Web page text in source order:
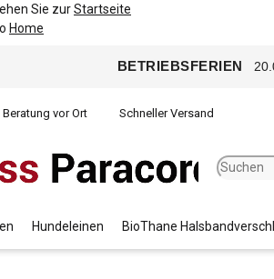
Sie zurStartseite
Home
BETRIEBSFERIEN
Beratung vor Ort Schneller Versand
Hundeleinen BioThane